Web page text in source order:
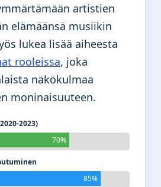
artistien
elämäänsä musiikin
lukea lisää aiheesta
rooleissa, joka
näkökulmaa
moninaisuuteen.
2023)
70%
85%